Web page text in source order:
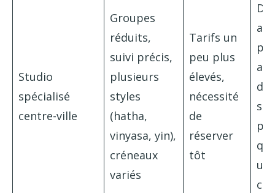
Studio
spécialisé
centre-ville
Groupes
réduits,
suivi précis,
plusieurs
styles
(hatha,
vinyasa, yin),
créneaux
variés
Tarifs un
peu plus
élevés,
nécessité
de
réserver
tôt
un